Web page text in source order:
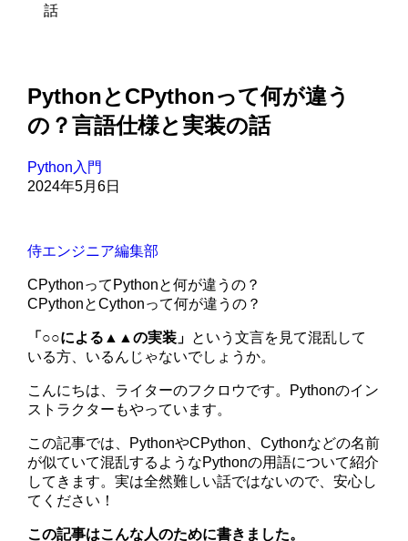
話
PythonとCPythonって何が違う
の？言語仕様と実装の話
Python入門
2024年5月6日
侍エンジニア編集部
CPythonってPythonと何が違うの？
CPythonとCythonって何が違うの？
「○○による▲▲の実装」 という文言を見て混乱して
いる方、いるんじゃないでしょうか。
こんにちは、ライターのフクロウです。Pythonのイン
ストラクターもやっています。
この記事では、PythonやCPython、Cythonなどの名前
が似ていて混乱するようなPythonの用語について紹介
してきます。実は全然難しい話ではないので、安心し
てください！
この記事はこんな人のために書きました。